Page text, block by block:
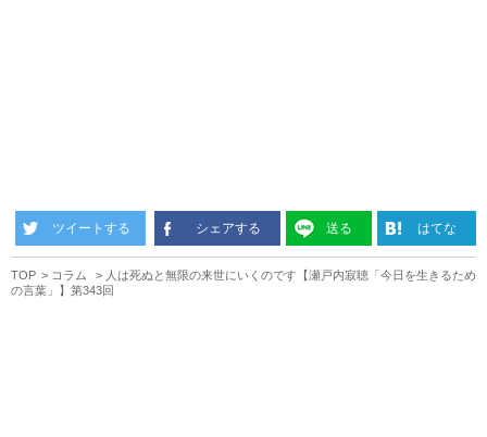
ツイートする シェアする 送る はてな
TOP コラム
人は死ぬと無限の来世にいくのです【瀬戸内寂聴「今日を生きるため
の言葉」】第343回